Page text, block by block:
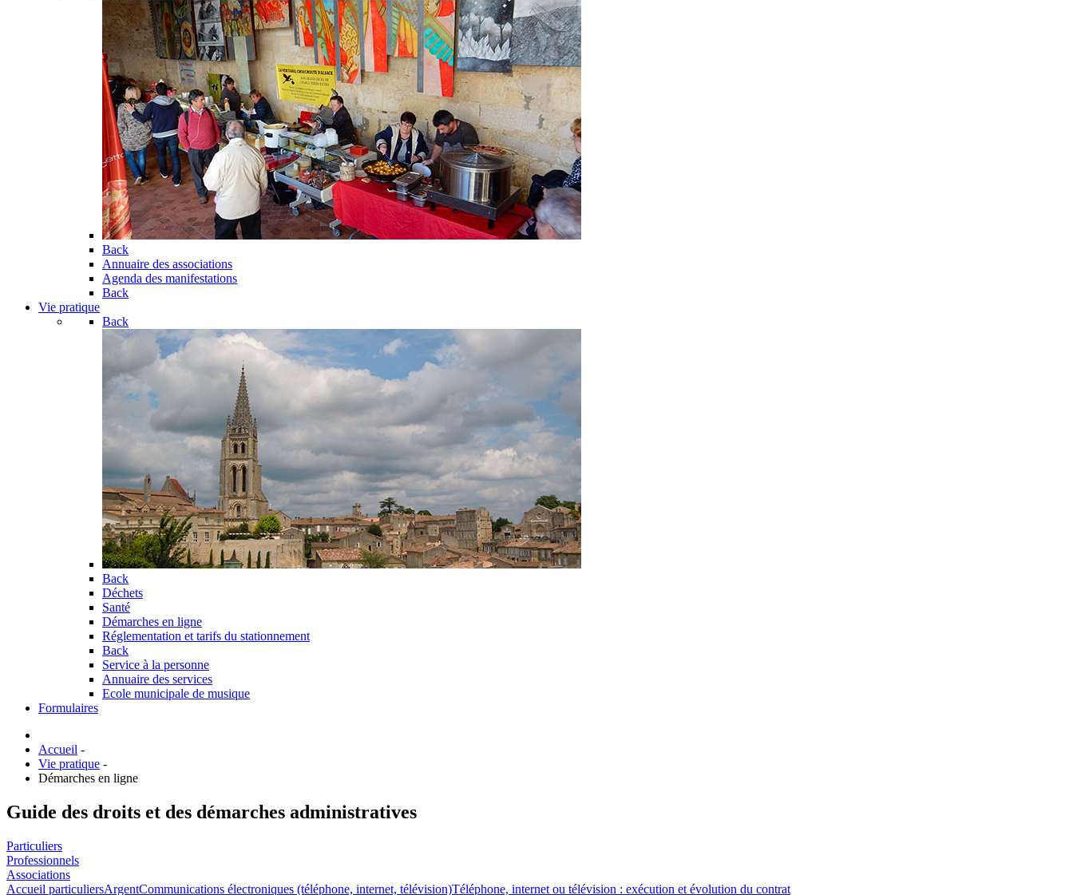
Back
Annuaire des associations
Agenda des manifestations
Back
Vie pratique
Back
Back
Déchets
Santé
Démarches en ligne
Réglementation et tarifs du stationnement
Back
Service à la personne
Annuaire des services
Ecole municipale de musique
Formulaires
Accueil -
Vie pratique -
Démarches en ligne
Guide des droits et des démarches administratives
Particuliers
Professionnels
Associations
Accueil particuliersArgentCommunications électroniques (téléphone, internet, télévision)Téléphone, internet ou télévision : exécution et évolution du contrat